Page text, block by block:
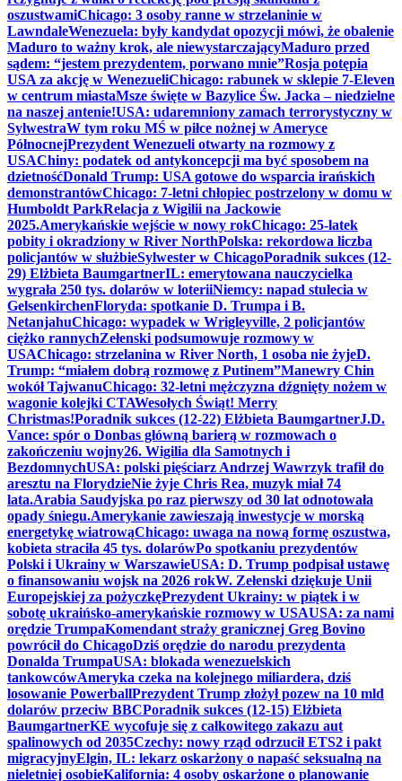
oszustwamiChicago: 3 osoby ranne w strzelaninie w
LawndaleWenezuela: były kandydat opozycji mówi, że obalenie
Maduro to ważny krok, ale niewystarczającyMaduro przed
sądem: “jestem prezydentem, porwano mnie”Rosja potępia
USA za akcję w WenezueliChicago: rabunek w sklepie 7-Eleven
w centrum miastaMsze święte w Bazylice Św. Jacka – niedzielne
na naszej antenie!USA: udaremniony zamach terrorystyczny w
SylwestraW tym roku MŚ w piłce nożnej w Ameryce
PółnocnejPrezydent Wenezueli otwarty na rozmowy z
USAChiny: podatek od antykoncepcji ma być sposobem na
dzietnośćDonald Trump: USA gotowe do wsparcia irańskich
demonstrantówChicago: 7-letni chłopiec postrzelony w domu w
Humboldt ParkRelacja z Wigilii na Jackowie
2025.Amerykańskie wejście w nowy rokChicago: 25-latek
pobity i okradziony w River NorthPolska: rekordowa liczba
policjantów w służbieSylwester w ChicagoPoradnik sukces (12-
29) Elżbieta BaumgartnerIL: emerytowana nauczycielka
wygrała 250 tys. dolarów w loteriiNiemcy: napad stulecia w
GelsenkirchenFloryda: spotkanie D. Trumpa i B.
NetanjahuChicago: wypadek w Wrigleyville, 2 policjantów
ciężko rannychZełenski podsumowuje rozmowy w
USAChicago: strzelanina w River North, 1 osoba nie żyjeD.
Trump: “miałem dobrą rozmowę z Putinem”Manewry Chin
wokół TajwanuChicago: 32-letni mężczyzna dźgnięty nożem w
wagonie kolejki CTAWesołych Świąt! Merry
Christmas!Poradnik sukces (12-22) Elżbieta BaumgartnerJ.D.
Vance: spór o Donbas główną barierą w rozmowach o
zakończeniu wojny26. Wigilia dla Samotnych i
BezdomnychUSA: polski pięściarz Andrzej Wawrzyk trafił do
aresztu na FlorydzieNie żyje Chris Rea, muzyk miał 74
lata.Arabia Saudyjska po raz pierwszy od 30 lat odnotowała
opady śniegu.Amerykanie zawieszają inwestycje w morską
energetykę wiatrowąChicago: uwaga na nową formę oszustwa,
kobieta straciła 45 tys. dolarówPo spotkaniu prezydentów
Polski i Ukrainy w WarszawieUSA: D. Trump podpisał ustawę
o finansowaniu wojsk na 2026 rokW. Zełenski dziękuje Unii
Europejskiej za pożyczkęPrezydent Ukrainy: w piątek i w
sobotę ukraińsko-amerykańskie rozmowy w USAUSA: za nami
orędzie TrumpaKomendant straży granicznej Greg Bovino
powrócił do ChicagoDziś orędzie do narodu prezydenta
Donalda TrumpaUSA: blokada wenezuelskich
tankowcówAmeryka czeka na kolejnego miliardera, dziś
losowanie PowerballPrezydent Trump złożył pozew na 10 mld
dolarów przeciw BBCPoradnik sukces (12-15) Elżbieta
BaumgartnerKE wycofuje się z całkowitego zakazu aut
spalinowych od 2035Czechy: nowy rząd odrzucił ETS2 i pakt
migracyjnyElgin, IL: lekarz oskarżony o napaść seksualną na
nieletniej osobieKalifornia: 4 osoby oskarżone o planowanie